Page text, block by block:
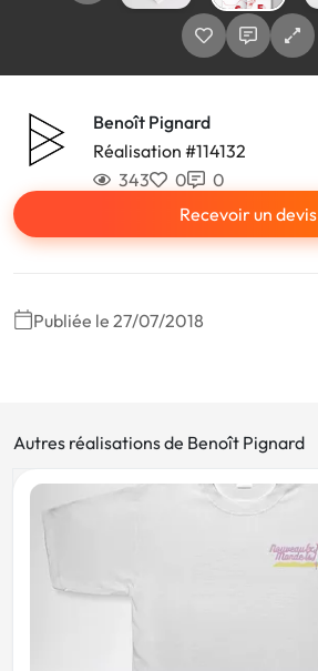
Benoît Pignard
Réalisation #114132
343
0
0
Recevoir un devis
Publiée le 27/07/2018
Autres réalisations de Benoît Pignard